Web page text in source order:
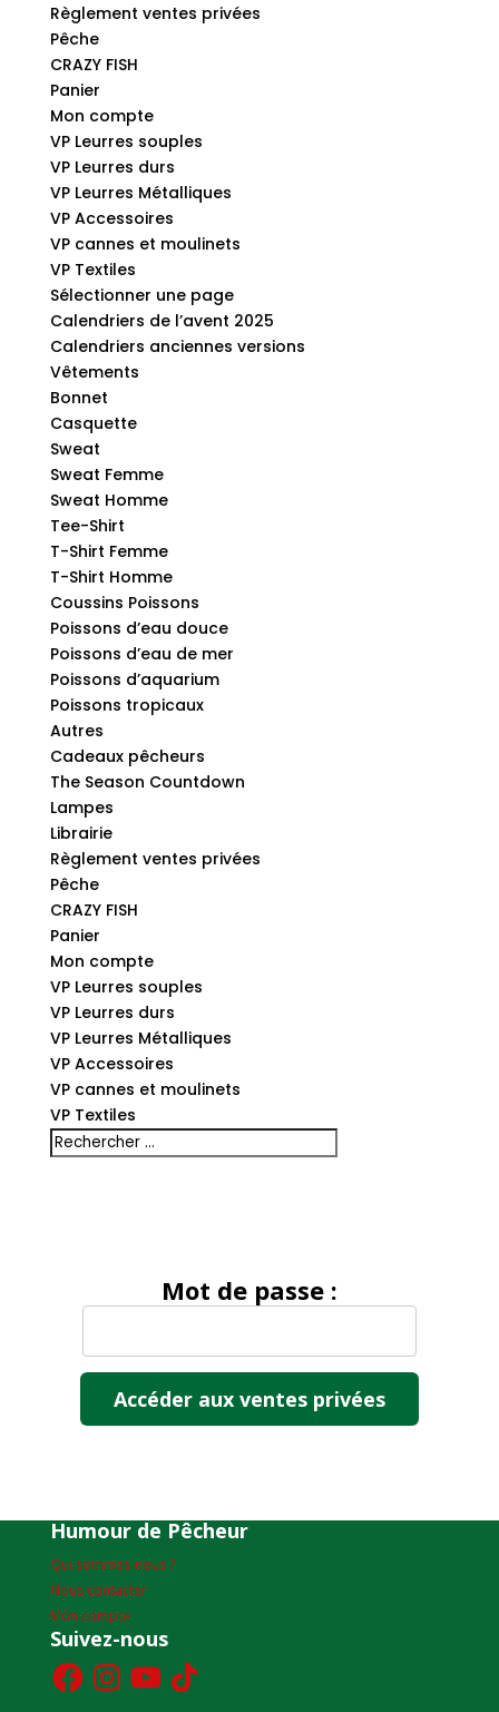
Règlement ventes privées
Pêche
CRAZY FISH
Panier
Mon compte
VP Leurres souples
VP Leurres durs
VP Leurres Métalliques
VP Accessoires
VP cannes et moulinets
VP Textiles
Sélectionner une page
Calendriers de l’avent 2025
Calendriers anciennes versions
Vêtements
Bonnet
Casquette
Sweat
Sweat Femme
Sweat Homme
Tee-Shirt
T-Shirt Femme
T-Shirt Homme
Coussins Poissons
Poissons d’eau douce
Poissons d’eau de mer
Poissons d’aquarium
Poissons tropicaux
Autres
Cadeaux pêcheurs
The Season Countdown
Lampes
Librairie
Règlement ventes privées
Pêche
CRAZY FISH
Panier
Mon compte
VP Leurres souples
VP Leurres durs
VP Leurres Métalliques
VP Accessoires
VP cannes et moulinets
VP Textiles
Mot de passe :
Humour de Pêcheur
Qui sommes-nous ?
Nous contacter
Mon compte
Suivez-nous
FacebookInstagramYouTubeTikTok